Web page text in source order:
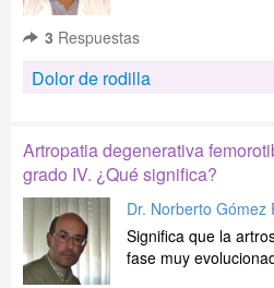
3 Respuestas
Dolor de rodilla
Artropatia degenerativa
grado IV. ¿Qué significa?
Dr. Norberto Gómez
Significa que la
fase muy